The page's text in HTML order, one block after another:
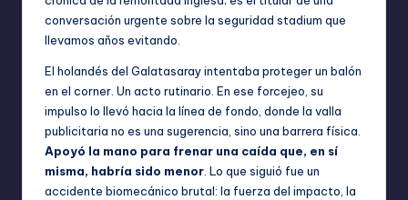
conversación urgente sobre la seguridad stadium que
llevamos años evitando.
El holandés del Galatasaray intentaba proteger un balón
en el corner. Un acto rutinario. En ese forcejeo, su
impulso lo llevó hacia la línea de fondo, donde la valla
publicitaria no es una sugerencia, sino una barrera física.
Apoyó la mano para frenar una caída que, en sí
misma, habría sido menor. Lo que siguió fue un
accidente biomecánico brutal: la fuerza del impacto, la